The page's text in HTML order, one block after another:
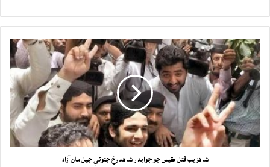
شاهزيب قتل ڪيس جو جوابدار شاهه رخ جتوئي جيل مان آزاد